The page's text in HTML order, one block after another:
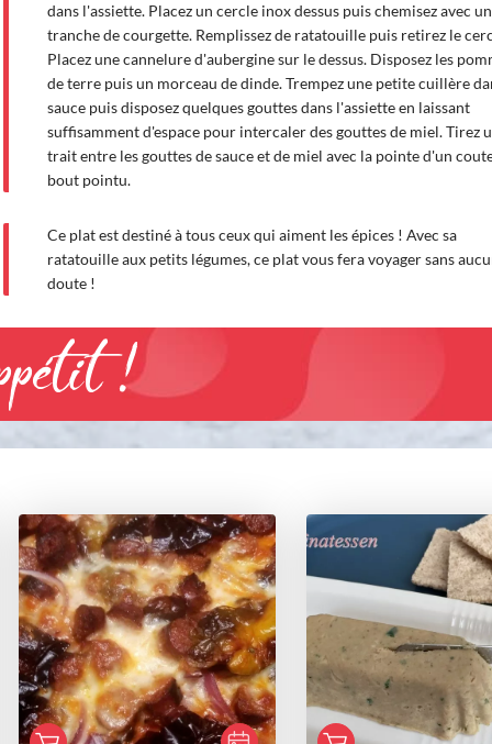
dans l'assiette. Placez un cercle inox dessus puis chemisez avec
tranche de courgette. Remplissez de ratatouille puis retirez le
Placez une cannelure d'aubergine sur le dessus. Disposez les
de terre puis un morceau de dinde. Trempez une petite cuillère
sauce puis disposez quelques gouttes dans l'assiette en laissant
suffisamment d'espace pour intercaler des gouttes de miel. Tirez
trait entre les gouttes de sauce et de miel avec la pointe d'un
bout pointu.
Ce plat est destiné à tous ceux qui aiment les épices ! Avec sa
ratatouille aux petits légumes, ce plat vous fera voyager sans
doute !
!